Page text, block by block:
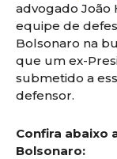
advogado João
equipe de
Bolsonaro na
que um ex-
submetido a
defensor.
Confira abaixo
Bolsonaro: